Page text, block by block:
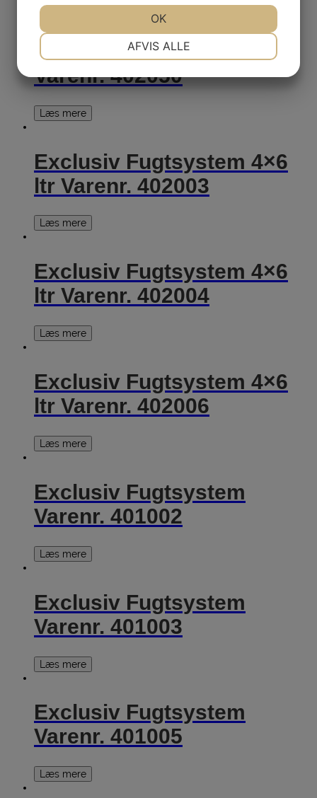
Læs mere
Exclusiv Drypsystem
Varenr. 402050
Læs mere
Exclusiv Fugtsystem 4×6
ltr Varenr. 402003
Læs mere
Exclusiv Fugtsystem 4×6
ltr Varenr. 402004
Læs mere
Exclusiv Fugtsystem 4×6
ltr Varenr. 402006
Læs mere
Exclusiv Fugtsystem
Varenr. 401002
Læs mere
Exclusiv Fugtsystem
Varenr. 401003
Læs mere
Exclusiv Fugtsystem
Varenr. 401005
Læs mere
MARKETING
AFVIS ALLE
OK